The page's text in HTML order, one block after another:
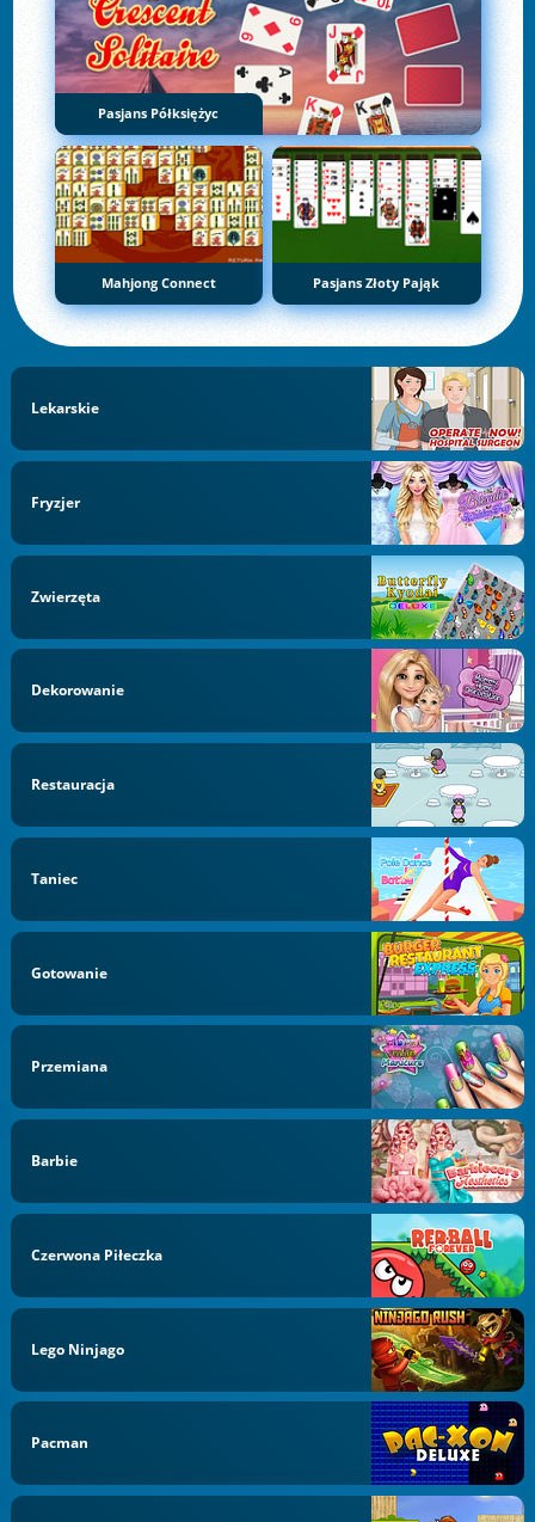
Pasjans Półksiężyc
Mahjong Connect Pasjans Złoty Pająk
Lekarskie
Fryzjer
Zwierzęta
Dekorowanie
Restauracja
Taniec
Gotowanie
Przemiana
Barbie
Czerwona Piłeczka
Lego Ninjago
Pacman